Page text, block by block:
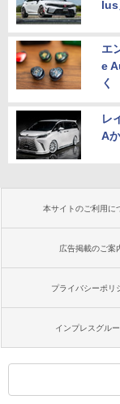
lus
エ
e
く
レ
A
本サイトのご利用に
広告掲載のご案
プライバシーポリ
インプレスグル